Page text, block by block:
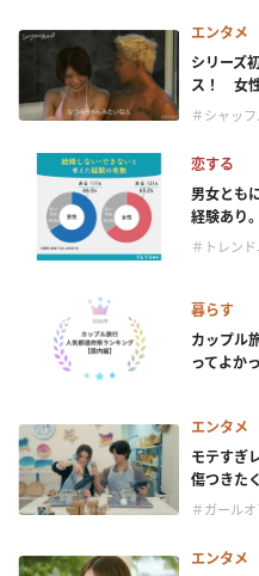
エンタメ
シリーズ
ス！ 女
＃シャッ
恋する
男女とも
経験あり
＃トレン
暮らす
カップル
ってよか
エンタメ
モテすぎ
傷つきた
＃ガール
エンタメ